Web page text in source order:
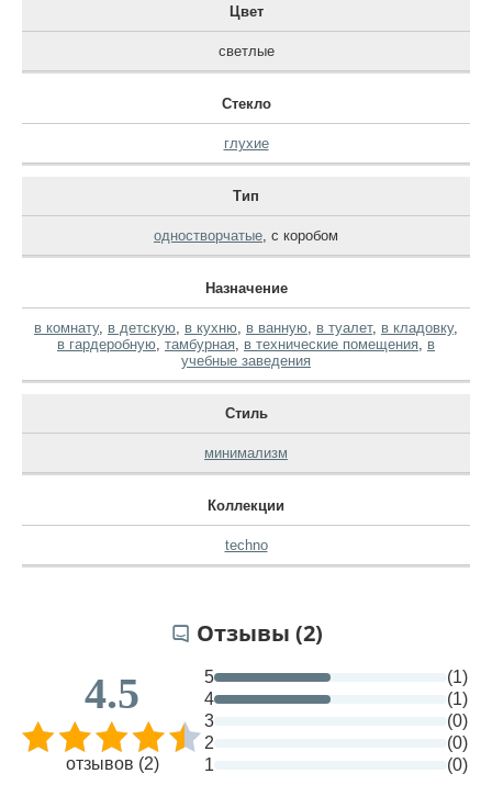
Цвет
светлые
Стекло
глухие
Тип
одностворчатые с коробом
Назначение
в комнату, в детскую в кухню в ванную в туалет, в кладовку,
в гардеробную тамбурная в технические помещения в
учебные заведения
Стиль
минимализм
Коллекции
techno
Отзывы (2)
4.5
отзывов (2)
5
(1)
4
(1)
3
(0)
2
(0)
1
(0)